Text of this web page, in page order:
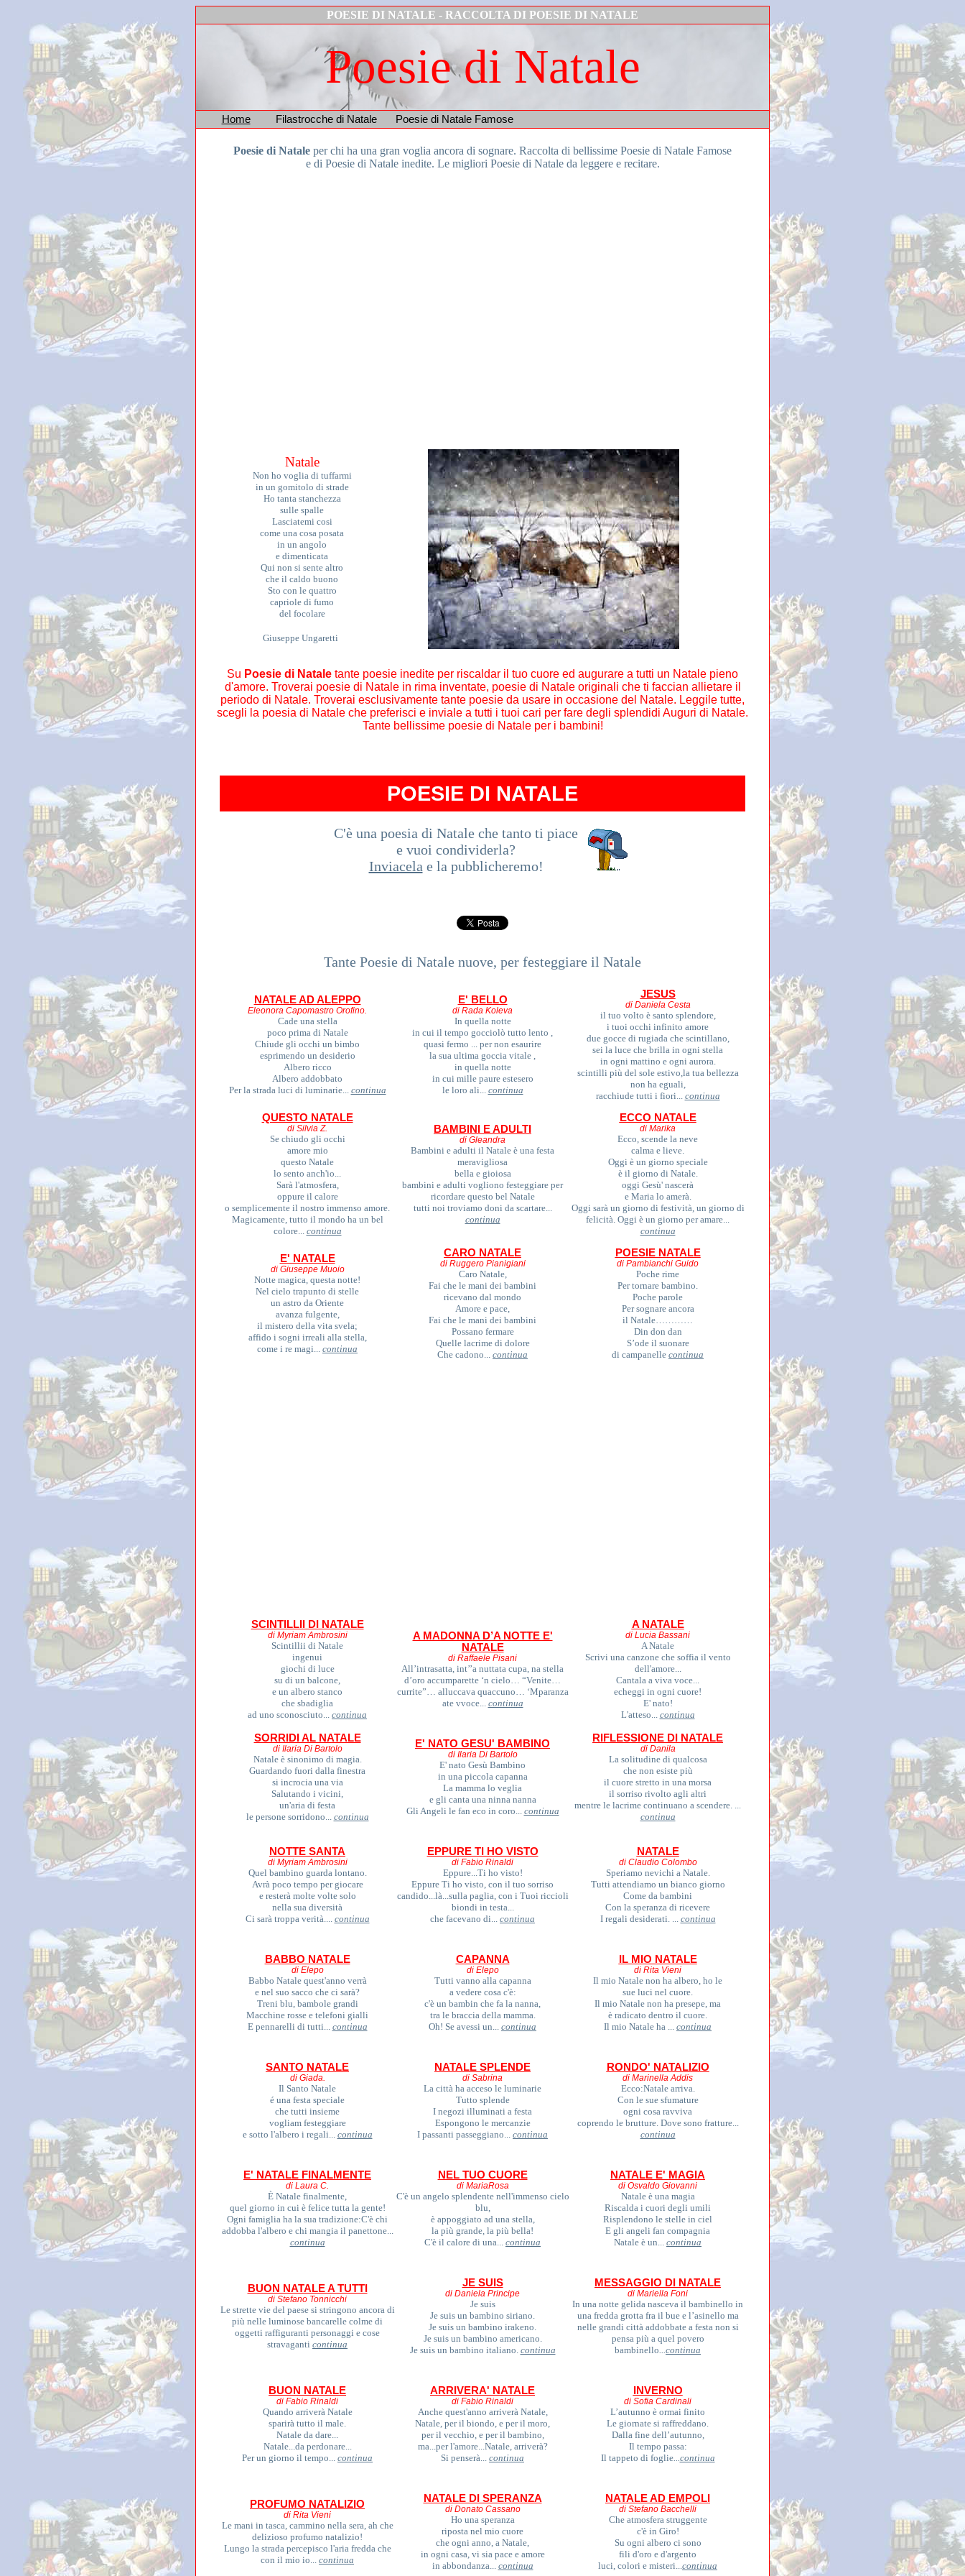
POESIE DI NATALE - RACCOLTA DI POESIE DI NATALE
Poesie di Natale
Home Filastrocche di Natale Poesie di Natale Famose
Poesie di Natale per chi ha una gran voglia ancora di sognare. Raccolta di bellissime Poesie di Natale Famose
e di Poesie di Natale inedite. Le migliori Poesie di Natale da leggere e recitare.
Natale
Non ho voglia di tuffarmi
in un gomitolo di strade
Ho tanta stanchezza
sulle spalle
Lasciatemi cosi
come una cosa posata
in un angolo
e dimenticata
Qui non si sente altro
che il caldo buono
Sto con le quattro
capriole di fumo
del focolare
Giuseppe Ungaretti
Su Poesie di Natale tante poesie inedite per riscaldar il tuo cuore ed augurare a tutti un Natale pieno
d'amore. Troverai poesie di Natale in rima inventate, poesie di Natale originali che ti faccian allietare il
periodo di Natale. Troverai esclusivamente tante poesie da usare in occasione del Natale. Leggile tutte,
scegli la poesia di Natale che preferisci e inviale a tutti i tuoi cari per fare degli splendidi Auguri di Natale.
Tante bellissime poesie di Natale per i bambini!
POESIE DI NATALE
C'è una poesia di Natale che tanto ti piace
e vuoi condividerla?
Inviacela e la pubblicheremo!
Tante Poesie di Natale nuove, per festeggiare il Natale
NATALE AD ALEPPO
Eleonora Capomastro Orofino.
Cade una stella
poco prima di Natale
Chiude gli occhi un bimbo
esprimendo un desiderio
Albero ricco
Albero addobbato
Per la strada luci di luminarie... continua
E' BELLO
di Rada Koleva
In quella notte
in cui il tempo gocciolò tutto lento ,
quasi fermo ... per non esaurire
la sua ultima goccia vitale ,
in quella notte
in cui mille paure estesero
le loro ali... continua
JESUS
di Daniela Cesta
il tuo volto è santo splendore,
i tuoi occhi infinito amore
due gocce di rugiada che scintillano,
sei la luce che brilla in ogni stella
in ogni mattino e ogni aurora.
scintilli più del sole estivo,la tua bellezza
non ha eguali,
racchiude tutti i fiori... continua
QUESTO NATALE
di Silvia Z.
Se chiudo gli occhi
amore mio
questo Natale
lo sento anch'io...
Sarà l'atmosfera,
oppure il calore
o semplicemente il nostro immenso amore.
Magicamente, tutto il mondo ha un bel
colore... continua
BAMBINI E ADULTI
di Gleandra
Bambini e adulti il Natale è una festa
meravigliosa
bella e gioiosa
bambini e adulti vogliono festeggiare per
ricordare questo bel Natale
tutti noi troviamo doni da scartare...
continua
ECCO NATALE
di Marika
Ecco, scende la neve
calma e lieve.
Oggi è un giorno speciale
è il giorno di Natale.
oggi Gesù' nascerà
e Maria lo amerà.
Oggi sarà un giorno di festività, un giorno di
felicità. Oggi è un giorno per amare...
continua
E' NATALE
di Giuseppe Muoio
Notte magica, questa notte!
Nel cielo trapunto di stelle
un astro da Oriente
avanza fulgente,
il mistero della vita svela;
affido i sogni irreali alla stella,
come i re magi... continua
CARO NATALE
di Ruggero Pianigiani
Caro Natale,
Fai che le mani dei bambini
ricevano dal mondo
Amore e pace,
Fai che le mani dei bambini
Possano fermare
Quelle lacrime di dolore
Che cadono... continua
POESIE NATALE
di Pambianchi Guido
Poche rime
Per tornare bambino.
Poche parole
Per sognare ancora
il Natale…………
Din don dan
S’ode il suonare
di campanelle continua
SCINTILLII DI NATALE
di Myriam Ambrosini
Scintillii di Natale
ingenui
giochi di luce
su di un balcone,
e un albero stanco
che sbadiglia
ad uno sconosciuto... continua
A MADONNA D’A NOTTE E'
NATALE
di Raffaele Pisani
All’intrasatta, int’’a nuttata cupa, na stella
d’oro accumparette ‘n cielo… “Venite…
currite”… alluccava quaccuno… ‘Mparanza
ate vvoce... continua
A NATALE
di Lucia Bassani
A Natale
Scrivi una canzone che soffia il vento
dell'amore...
Cantala a viva voce...
echeggi in ogni cuore!
E' nato!
L'atteso... continua
SORRIDI AL NATALE
di Ilaria Di Bartolo
Natale è sinonimo di magia.
Guardando fuori dalla finestra
si incrocia una via
Salutando i vicini,
un'aria di festa
le persone sorridono... continua
E' NATO GESU' BAMBINO
di Ilaria Di Bartolo
E' nato Gesù Bambino
in una piccola capanna
La mamma lo veglia
e gli canta una ninna nanna
Gli Angeli le fan eco in coro... continua
RIFLESSIONE DI NATALE
di Danila
La solitudine di qualcosa
che non esiste più
il cuore stretto in una morsa
il sorriso rivolto agli altri
mentre le lacrime continuano a scendere. ...
continua
NOTTE SANTA
di Myriam Ambrosini
Quel bambino guarda lontano.
Avrà poco tempo per giocare
e resterà molte volte solo
nella sua diversità
Ci sarà troppa verità.... continua
EPPURE TI HO VISTO
di Fabio Rinaldi
Eppure...Ti ho visto!
Eppure Ti ho visto, con il tuo sorriso
candido...là...sulla paglia, con i Tuoi riccioli
biondi in testa...
che facevano di... continua
NATALE
di Claudio Colombo
Speriamo nevichi a Natale.
Tutti attendiamo un bianco giorno
Come da bambini
Con la speranza di ricevere
I regali desiderati. ... continua
BABBO NATALE
di Elepo
Babbo Natale quest'anno verrà
e nel suo sacco che ci sarà?
Treni blu, bambole grandi
Macchine rosse e telefoni gialli
E pennarelli di tutti... continua
CAPANNA
di Elepo
Tutti vanno alla capanna
a vedere cosa c'è:
c'è un bambin che fa la nanna,
tra le braccia della mamma.
Oh! Se avessi un... continua
IL MIO NATALE
di Rita Vieni
Il mio Natale non ha albero, ho le
sue luci nel cuore.
Il mio Natale non ha presepe, ma
è radicato dentro il cuore.
Il mio Natale ha ... continua
SANTO NATALE
di Giada.
Il Santo Natale
é una festa speciale
che tutti insieme
vogliam festeggiare
e sotto l'albero i regali... continua
NATALE SPLENDE
di Sabrina
La città ha acceso le luminarie
Tutto splende
I negozi illuminati a festa
Espongono le mercanzie
I passanti passeggiano... continua
RONDO' NATALIZIO
di Marinella Addis
Ecco:Natale arriva.
Con le sue sfumature
ogni cosa ravviva
coprendo le brutture. Dove sono fratture...
continua
E' NATALE FINALMENTE
di Laura C.
È Natale finalmente,
quel giorno in cui è felice tutta la gente!
Ogni famiglia ha la sua tradizione:C'è chi
addobba l'albero e chi mangia il panettone...
continua
NEL TUO CUORE
di MariaRosa
C'è un angelo splendente nell'immenso cielo
blu,
è appoggiato ad una stella,
la più grande, la più bella!
C'è il calore di una... continua
NATALE E' MAGIA
di Osvaldo Giovanni
Natale è una magia
Riscalda i cuori degli umili
Risplendono le stelle in ciel
E gli angeli fan compagnia
Natale è un... continua
BUON NATALE A TUTTI
di Stefano Tonnicchi
Le strette vie del paese si stringono ancora di
più nelle luminose bancarelle colme di
oggetti raffiguranti personaggi e cose
stravaganti continua
JE SUIS
di Daniela Principe
Je suis
Je suis un bambino siriano.
Je suis un bambino irakeno.
Je suis un bambino americano.
Je suis un bambino italiano. continua
MESSAGGIO DI NATALE
di Mariella Foni
In una notte gelida nasceva il bambinello in
una fredda grotta fra il bue e l’asinello ma
nelle grandi città addobbate a festa non si
pensa più a quel povero
bambinello...continua
BUON NATALE
di Fabio Rinaldi
Quando arriverà Natale
sparirà tutto il male.
Natale da dare...
Natale...da perdonare...
Per un giorno il tempo... continua
ARRIVERA' NATALE
di Fabio Rinaldi
Anche quest'anno arriverà Natale,
Natale, per il biondo, e per il moro,
per il vecchio, e per il bambino,
ma...per l'amore...Natale, arriverà?
Si penserà... continua
INVERNO
di Sofia Cardinali
L’autunno è ormai finito
Le giornate si raffreddano.
Dalla fine dell’autunno,
Il tempo passa:
Il tappeto di foglie...continua
PROFUMO NATALIZIO
di Rita Vieni
Le mani in tasca, cammino nella sera, ah che
delizioso profumo natalizio!
Lungo la strada percepisco l'aria fredda che
con il mio io... continua
NATALE DI SPERANZA
di Donato Cassano
Ho una speranza
riposta nel mio cuore
che ogni anno, a Natale,
in ogni casa, vi sia pace e amore
in abbondanza... continua
NATALE AD EMPOLI
di Stefano Bacchelli
Che atmosfera struggente
c'è in Giro!
Su ogni albero ci sono
fili d'oro e d'argento
luci, colori e misteri...continua